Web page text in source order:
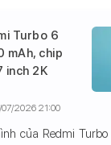
Turbo 6
mAh, chip
inch 2K
của Redmi
07/2026 21:00